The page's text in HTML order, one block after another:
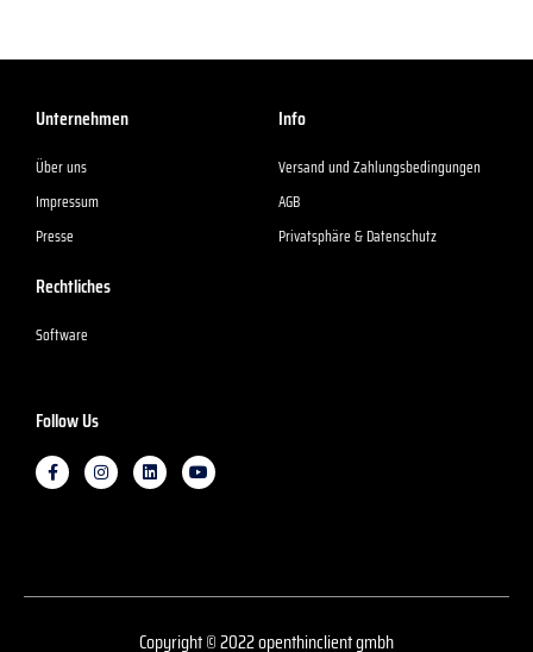
Unternehmen
Über uns
Impressum
Presse
Info
Versand und Zahlungsbedingungen
AGB
Privatsphäre & Datenschutz
Rechtliches
Software
Follow Us
F
a
c
-
I
n
s
m
L
i
n
Y
o
u
Copyright © 2022 openthinclient gmbh